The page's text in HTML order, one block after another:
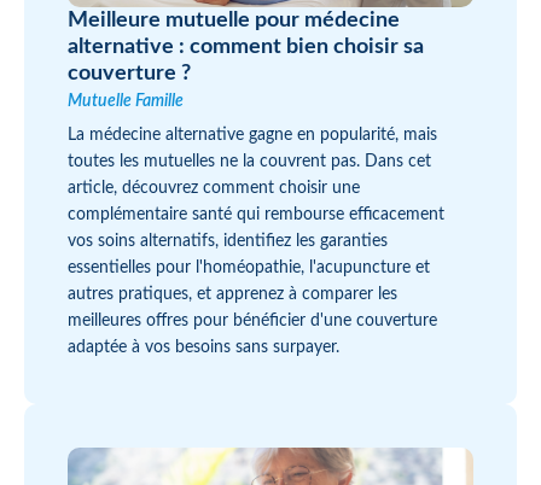
Meilleure mutuelle pour médecine
alternative : comment bien choisir sa
couverture ?
Mutuelle Famille
La médecine alternative gagne en popularité, mais
toutes les mutuelles ne la couvrent pas. Dans cet
article, découvrez comment choisir une
complémentaire santé qui rembourse efficacement
vos soins alternatifs, identifiez les garanties
essentielles pour l'homéopathie, l'acupuncture et
autres pratiques, et apprenez à comparer les
meilleures offres pour bénéficier d'une couverture
adaptée à vos besoins sans surpayer.